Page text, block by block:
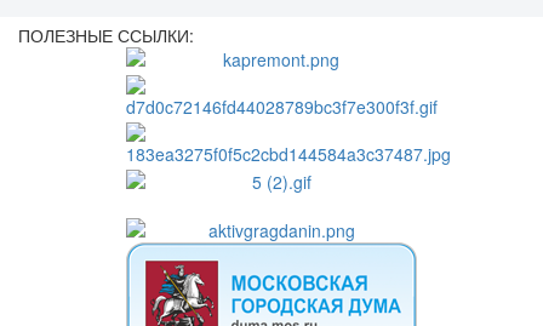
ПОЛЕЗНЫЕ ССЫЛКИ: